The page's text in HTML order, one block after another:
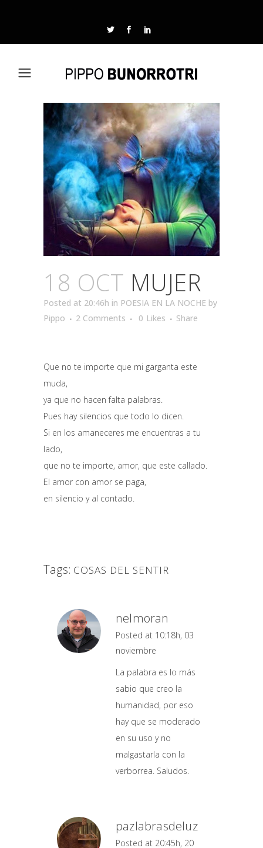
18 OCT MUJER
Posted at 20:46h in POESIA EN LA NOCHE by
Pippo
2 Comments 0 Likes Share
Que no te importe que mi garganta este
muda,
ya que no hacen falta palabras.
Pues hay silencios que todo lo dicen.
Si en los amaneceres me encuentras a tu
lado,
que no te importe, amor, que este callado.
El amor con amor se paga,
en silencio y al contado.
Tags: COSAS DEL SENTIR
nelmoran
Posted at 10:18h, 03
noviembre
La palabra es lo más
sabio que creo la
humanidad, por eso
hay que se moderado
en su uso y no
malgastarla con la
verborrea. Saludos.
pazlabrasdeluz
Posted at 20:45h, 20